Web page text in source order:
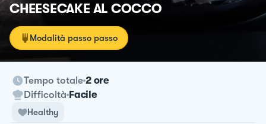
CHEESECAKE AL COCCO
Modalità passo passo
Tempo totale 2 ore
Difficoltà Facile
Healthy